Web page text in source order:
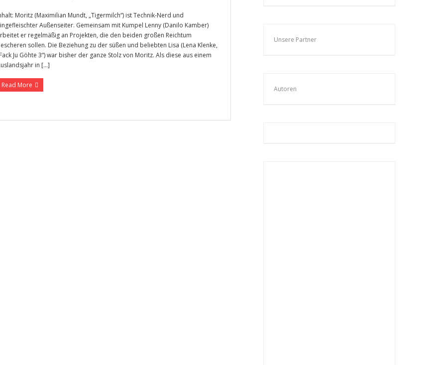
Moritz (Maximilian Mundt, „Tigermilch“) ist Technik-Nerd und
Außenseiter. Gemeinsam mit Kumpel Lenny (Danilo Kamber)
er regelmäßig an Projekten, die den beiden großen Reichtum
sollen. Die Beziehung zu der süßen und beliebten Lisa (Lena Klenke,
Ju Göhte 3“) war bisher der ganze Stolz von Moritz. Als diese aus einem
in […]
Read More
Unsere Partner
Autoren